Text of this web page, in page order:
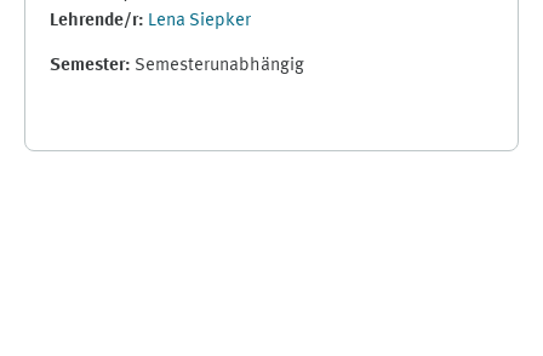
Lehrende/r: Lena Siepker
Semester: Semesterunabhängig